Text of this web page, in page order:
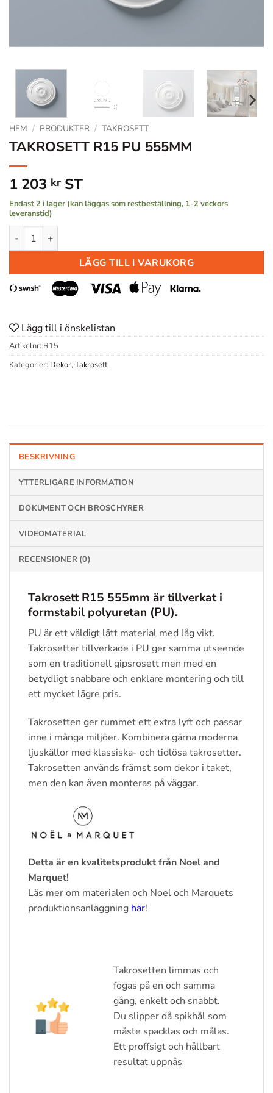
HEM / PRODUKTER / TAKROSETT
TAKROSETT R15 PU 555MM
1 203 kr ST
Endast 2 i lager (kan läggas som restbeställning, 1-2 veckors
leveranstid)
TAKROSETT R15 PU 555MM mängd
LÄGG TILL I VARUKORG
Lägg till i önskelistan
Artikelnr: R15
Kategorier: Dekor, Takrosett
BESKRIVNING
YTTERLIGARE INFORMATION
DOKUMENT OCH BROSCHYRER
VIDEOMATERIAL
RECENSIONER (0)
Takrosett R15 555mm är tillverkat i
formstabil polyuretan (PU).
PU är ett väldigt lätt material med låg vikt.
Takrosetter tillverkade i PU ger samma utseende
som en traditionell gipsrosett men med en
betydligt snabbare och enklare montering och till
ett mycket lägre pris.
Takrosetten ger rummet ett extra lyft och passar
inne i många miljöer. Kombinera gärna moderna
ljuskällor med klassiska- och tidlösa takrosetter.
Takrosetten används främst som dekor i taket,
men den kan även monteras på väggar.
Detta är en kvalitetsprodukt från Noel and
Marquet!
Läs mer om materialen och Noel och Marquets
produktionsanläggning här!
Takrosetten limmas och
fogas på en och samma
gång, enkelt och snabbt.
Du slipper då spikhål som
måste spacklas och målas.
Ett proffsigt och hållbart
resultat uppnås